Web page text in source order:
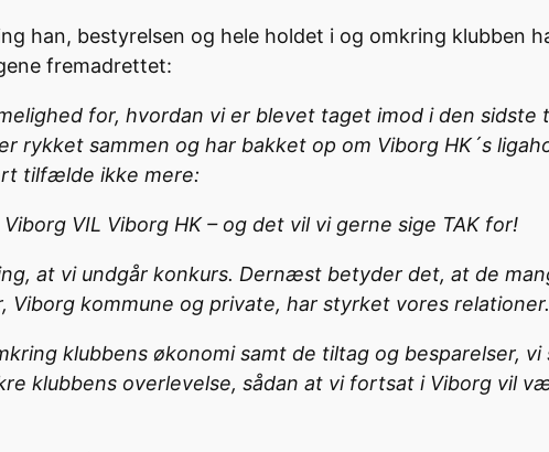
han, bestyrelsen og hele holdet i og omkring klubben
fremadrettet:
for, hvordan vi er blevet taget imod i den
rykket sammen og har bakket op om Viborg HK´s
tilfælde ikke mere:
Viborg VIL Viborg HK – og det vil vi gerne sige TAK for!
at vi undgår konkurs. Dernæst betyder det, at de
kommune og private, har styrket vores relationer.
klubbens økonomi samt de tiltag og besparelser,
klubbens overlevelse, sådan at vi fortsat i Viborg vil